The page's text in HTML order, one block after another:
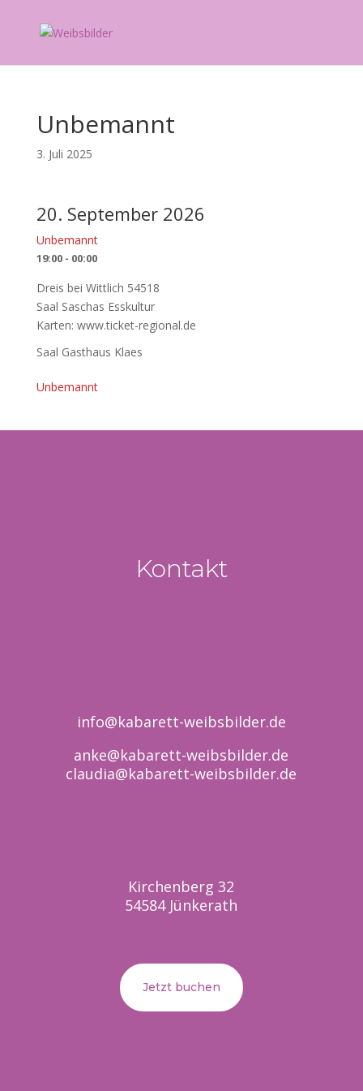
Unbemannt
3. Juli 2025
20. September 2026
Unbemannt
19:00 - 00:00
Dreis bei Wittlich 54518
Saal Saschas Esskultur
Karten: www.ticket-regional.de
Saal Gasthaus Klaes
Unbemannt
Kontakt
info@kabarett-weibsbilder.de
anke@kabarett-weibsbilder.de
claudia@kabarett-weibsbilder.de
Kirchenberg 32
54584 Jünkerath
Jetzt buchen